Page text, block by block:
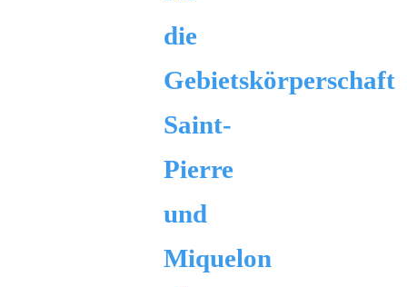
die
Gebietskörperschaft
Saint-
Pierre
und
Miquelon